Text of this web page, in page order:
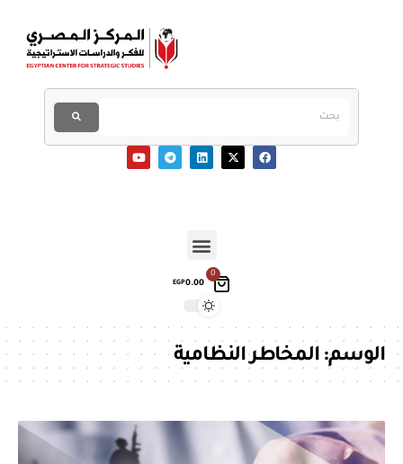
0
EGP0.00
الوسم:المخاطر النظامية